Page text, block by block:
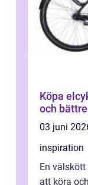
Köpa elcykel guide till smartare
och
03 juni
inspiration
En
att köra